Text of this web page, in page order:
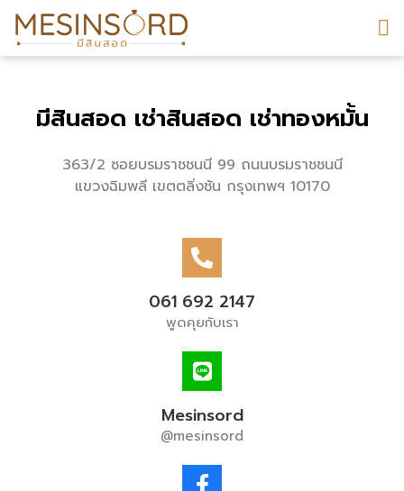
มีสินสอด เช่าสินสอด เช่าทองหมั้น
363/2 ซอยบรมราชชนนี 99 ถนนบรมราชชนนี
แขวงฉิมพลี เขตตลิ่งชัน กรุงเทพฯ 10170
061 692 2147
พูดคุยกับเรา
Mesinsord
@mesinsord